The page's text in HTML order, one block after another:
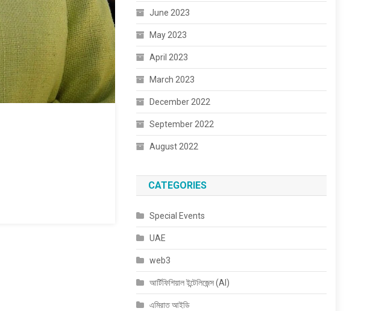
June 2023
May 2023
April 2023
March 2023
December 2022
September 2022
August 2022
CATEGORIES
Special Events
UAE
web3
আর্টিফিশিয়াল ইন্টেলিজেন্স (AI)
এমিরাত আইডি